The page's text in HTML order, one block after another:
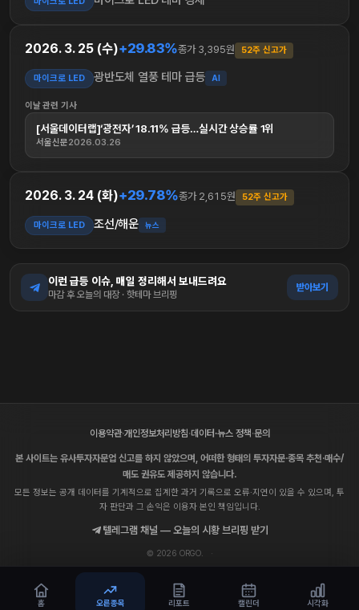
2026. 3. 25 (수)+29.83%종가 3,395원 52주 신고가
마이크로 LED 광반도체 열풍 테마 급등 AI
이날 관련 기사
[서울데이터랩]‘광전자’ 18.11% 급등…실시간 상승률 1위
서울신문2026.03.26
2026. 3. 24 (화)+29.78%종가 2,615원 52주 신고가
마이크로 LED 조선/해운 뉴스
이런 급등 이슈, 매일 정리해서 보내드려요
마감 후 오늘의 대장 · 핫테마 브리핑
받아보기
이용약관·개인정보처리방침·데이터·뉴스 정책·문의
본 사이트는 유사투자자문업 신고를 하지 않았으며, 어떠한 형태의 투자자문·종목 추천·매수/
매도 권유도 제공하지 않습니다.
모든 정보는 공개 데이터를 기계적으로 집계한 과거 기록으로 오류·지연이 있을 수 있으며, 투
자 판단과 그 손익은 이용자 본인 책임입니다.
텔레그램 채널 — 오늘의 시황 브리핑 받기
© 2026 ORGO. ·
홈 오른종목 리포트 캘린더 시각화